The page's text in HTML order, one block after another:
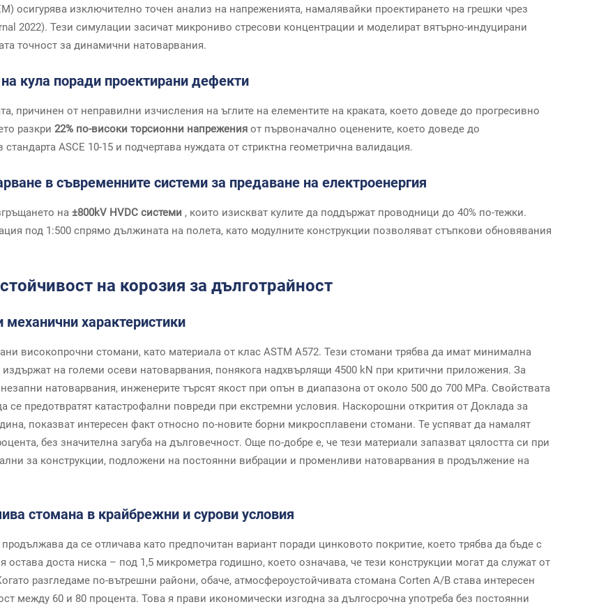
осигурява изключително точен анализ на напреженията, намалявайки проектирането на грешки чрез
2022). Тези симулации засичат микрониво стресови концентрации и моделират вятърно-индуцирани
точност за динамични натоварвания.
кула поради проектирани дефекти
причинен от неправилни изчисления на ъглите на елементите на краката, което доведе до прогресивно
разкри 22% по-високи торсионни напрежения от първоначално оценените, което доведе до
ASCE 10-15 и подчертава нуждата от стриктна геометрична валидация.
в съвременните системи за предаване на електроенергия
на ±800kV HVDC системи , които изискват кулите да поддържат проводници до 40% по-тежки.
под 1:500 спрямо дължината на полета, като модулните конструкции позволяват стъпкови обновявания
на корозия за дълготрайност
механични характеристики
високопрочни стомани, като материала от клас ASTM A572. Тези стомани трябва да имат минимална
на големи осеви натоварвания, понякога надхвърлящи 4500 kN при критични приложения. За
натоварвания, инженерите търсят якост при опън в диапазона от около 500 до 700 MPa. Свойствата
се предотвратят катастрофални повреди при екстремни условия. Наскорошни открития от Доклада за
показват интересен факт относно по-новите борни микросплавени стомани. Те успяват да намалят
без значителна загуба на дълговечност. Още по-добре е, че тези материали запазват цялостта си при
за конструкции, подложени на постоянни вибрации и променливи натоварвания в продължение на
стомана в крайбрежни и сурови условия
да се отличава като предпочитан вариант поради цинковото покритие, което трябва да бъде с
доста ниска – под 1,5 микрометра годишно, което означава, че тези конструкции могат да служат от
разгледаме по-вътрешни райони, обаче, атмосфероустойчивата стомана Corten A/B става интересен
между 60 и 80 процента. Това я прави икономически изгодна за дългосрочна употреба без постоянни